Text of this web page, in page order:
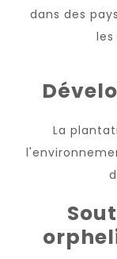
dans des
La